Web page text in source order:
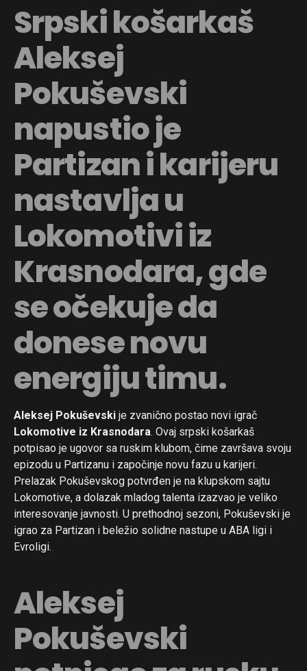
Srpski košarkaš
Aleksej
Pokuševski
napustio je
Partizan i karijeru
nastavlja u
Lokomotivi iz
Krasnodara, gde
se očekuje da
donese novu
energiju timu.
Aleksej Pokuševski je zvanično postao novi igrač
Lokomotive iz Krasnodara. Ovaj srpski košarkaš
potpisao je ugovor sa ruskim klubom, čime završava svoju
epizodu u Partizanu i započinje novu fazu u karijeri.
Prelazak Pokuševskog potvrđen je na klupskom sajtu
Lokomotive, a dolazak mladog talenta izazvao je veliko
interesovanje javnosti. U prethodnoj sezoni, Pokuševski je
igrao za Partizan i beležio solidne nastupe u ABA ligi i
Evroligi.
Aleksej
Pokuševski